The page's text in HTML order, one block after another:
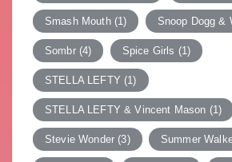
Smash Mouth(1) Snoop Dogg &
Sombr(4) Spice Girls (1)
STELLA LEFTY (1)
STELLA LEFTY & Vincent Mason (1)
Stevie Wonder (3) Summer